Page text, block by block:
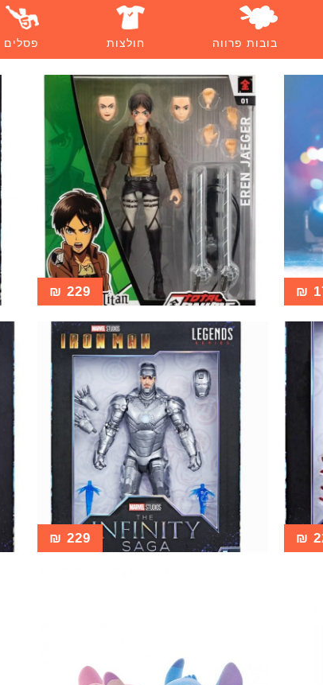
בובות פרווה חולצות פסלים
₪
229
₪
₪
229
₪